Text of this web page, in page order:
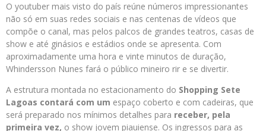
O youtuber mais visto do país reúne números impressionantes
não só em suas redes sociais e nas centenas de vídeos que
compõe o canal, mas pelos palcos de grandes teatros, casas de
show e até ginásios e estádios onde se apresenta. Com
aproximadamente uma hora e vinte minutos de duração,
Whindersson Nunes fará o público mineiro rir e se divertir.
A estrutura montada no estacionamento do Shopping Sete
Lagoas contará com um espaço coberto e com cadeiras, que
será preparado nos mínimos detalhes para receber, pela
primeira vez, o show jovem piauiense. Os ingressos para as